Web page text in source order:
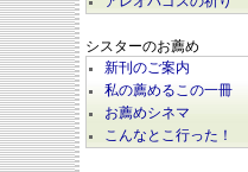
シスターのお薦め
新刊のご案内
私の薦めるこの一冊
お薦めシネマ
こんなとこ行った！